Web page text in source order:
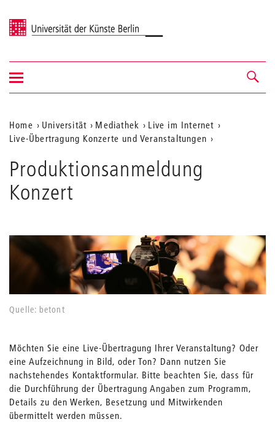
Universität der Künste Berlin
Navigation &
Suche
Navigation
ein-/ausblenden
Aktuelle
Position
auf
der
Webseite
Home Universität Mediathek
Live im Internet
Live-Übertragung Konzerte und Veranstaltungen
Produktionsanmeldung
Konzert
Quelle: betont
Möchten Sie eine Live-Übertragung Ihrer Veranstaltung? Oder
eine Aufzeichnung in Bild, oder Ton? Dann nutzen Sie
nachstehendes Kontaktformular. Bitte beachten Sie, dass für
die Durchführung der Übertragung Angaben zum Programm,
Details zu den Werken, Besetzung und Mitwirkenden
übermittelt werden müssen.